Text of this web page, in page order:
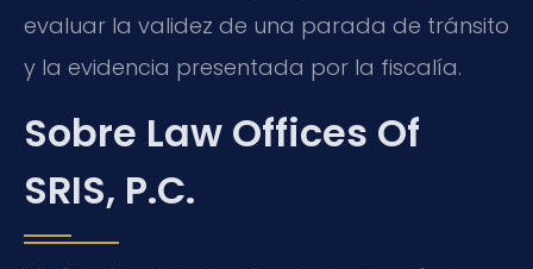
evaluar la validez de una parada de tránsito
y la evidencia presentada por la fiscalía.
Sobre Law Offices Of
SRIS, P.C.